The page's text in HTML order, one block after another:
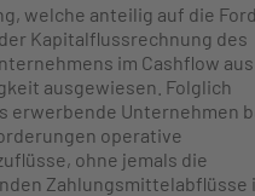
welche anteilig auf die
Kapitalflussrechnung des
im Cashflow aus
ausgewiesen. Folglich
erwerbende Unternehmen
operative
ohne jemals die
Zahlungsmittelabflüsse